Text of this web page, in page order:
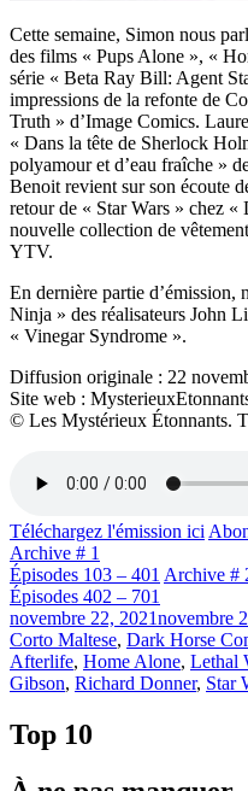
Cette semaine, Simon nous
des films « Pups Alone », «
série « Beta Ray Bill: Agent
impressions de la refonte de
Truth » d’Image Comics.
« Dans la tête de Sherlock
polyamour et d’eau fraîche »
Benoit revient sur son écoute
retour de « Star Wars » chez
nouvelle collection de
YTV.
En dernière partie
Ninja » des réalisateurs John
« Vinegar Syndrome ».
Diffusion originale : 22
Site web :
© Les Mystérieux Étonnants.
Téléchargez l'émission ici
Archive # 1
Épisodes 103 – 401 Archive #
Épisodes 402 – 701
Publié
le
novembre 22, 2021novembre
Corto Maltese, Dark Horse
Afterlife, Home Alone, Lethal
Gibson, Richard Donner, Star
Top 10